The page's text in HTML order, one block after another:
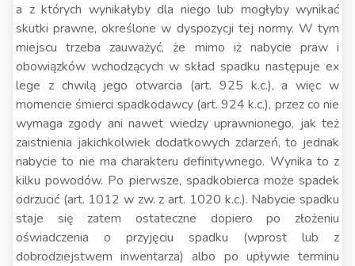
a z których wynikałyby dla niego lub mogłyby wynikać
skutki prawne, określone w dyspozycji tej normy. W tym
miejscu trzeba zauważyć, że mimo iż nabycie praw i
obowiązków wchodzących w skład spadku następuje ex
lege z chwilą jego otwarcia (art. 925 k.c.), a więc w
momencie śmierci spadkodawcy (art. 924 k.c.), przez co nie
wymaga zgody ani nawet wiedzy uprawnionego, jak też
zaistnienia jakichkolwiek dodatkowych zdarzeń, to jednak
nabycie to nie ma charakteru definitywnego. Wynika to z
kilku powodów. Po pierwsze, spadkobierca może spadek
odrzucić (art. 1012 w zw. z art. 1020 k.c.). Nabycie spadku
staje się zatem ostateczne dopiero po złożeniu
oświadczenia o przyjęciu spadku (wprost lub z
dobrodziejstwem inwentarza) albo po upływie terminu